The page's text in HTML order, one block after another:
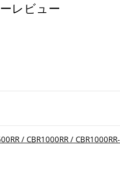
レビュー
/ CBR1000RR /